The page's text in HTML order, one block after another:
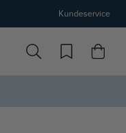
Kundeservice